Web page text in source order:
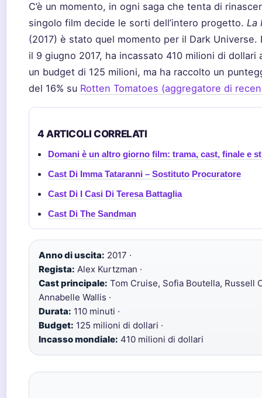
C’è un momento, in ogni saga che tenta di
singolo film decide le sorti dell’intero progetto. La
(2017) è stato quel momento per il Dark Universe.
il 9 giugno 2017, ha incassato 410 milioni di dollari
un budget di 125 milioni, ma ha raccolto un
del 16% su Rotten Tomatoes (aggregatore di
4 ARTICOLI CORRELATI
Domani è un altro giorno film: trama, cast, finale e
Cast Di Imma Tataranni – Sostituto Procuratore
Cast Di I Casi Di Teresa Battaglia
Cast Di The Sandman
Anno di uscita: 2017 ·
Regista: Alex Kurtzman ·
Cast principale: Tom Cruise, Sofia Boutella, Russell
Annabelle Wallis ·
Durata: 110 minuti ·
Budget: 125 milioni di dollari ·
Incasso mondiale: 410 milioni di dollari